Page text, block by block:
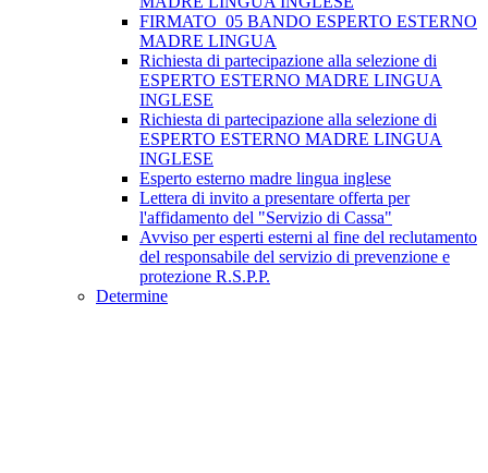
FIRMATO_05 BANDO ESPERTO ESTERNO
MADRE LINGUA
Richiesta di partecipazione alla selezione di
ESPERTO ESTERNO MADRE LINGUA
INGLESE
Richiesta di partecipazione alla selezione di
ESPERTO ESTERNO MADRE LINGUA
INGLESE
Esperto esterno madre lingua inglese
Lettera di invito a presentare offerta per
l'affidamento del "Servizio di Cassa"
Avviso per esperti esterni al fine del reclutamento
del responsabile del servizio di prevenzione e
protezione R.S.P.P.
Determine